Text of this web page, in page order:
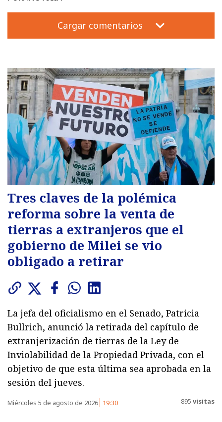
Cargar comentarios
Tres claves de la polémica
reforma sobre la venta de
tierras a extranjeros que el
gobierno de Milei se vio
obligado a retirar
La jefa del oficialismo en el Senado, Patricia
Bullrich, anunció la retirada del capítulo de
extranjerización de tierras de la Ley de
Inviolabilidad de la Propiedad Privada, con el
objetivo de que esta última sea aprobada en la
sesión del jueves.
Miércoles 5 de agosto de 2026 19:30 895 visitas